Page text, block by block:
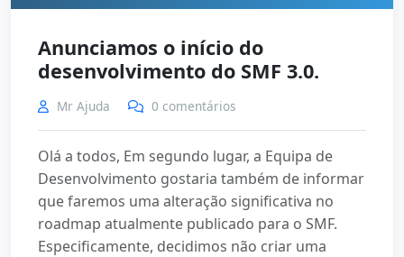
Anunciamos o início do
desenvolvimento do SMF 3.0.
Mr Ajuda 0 comentários
Olá a todos, Em segundo lugar, a Equipa de
Desenvolvimento gostaria também de informar
que faremos uma alteração significativa no
roadmap atualmente publicado para o SMF.
Especificamente, decidimos não criar uma